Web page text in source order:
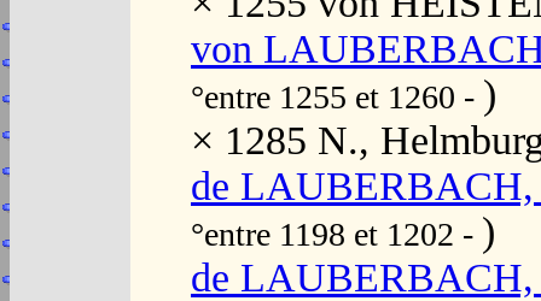
von
°entre 1255 et 1260 - )
× 1285 N.,
de
°entre 1198 et 1202 - )
de LAUBERBACH,